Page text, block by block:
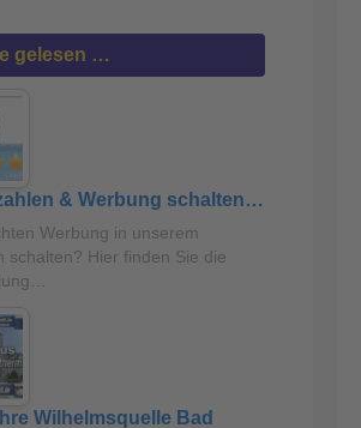
gelesen …
& Werbung schalten…
Werbung in unserem
schalten? Hier finden Sie die
Wilhelmsquelle Bad